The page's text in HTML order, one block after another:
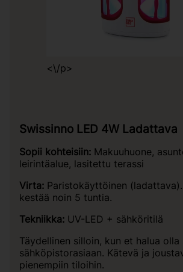
<\/p>
Swissinno LED 4W Ladattava
Sopii kohteisiin: Makuuhuone,
leirintäalue, lasitettu terassi
Virta: Paristokäyttöinen
kestää noin 5 tuntia.
Tekniikka: UV-LED + sähköritilä
Täydellinen silloin, kun et halua
sähköpistorasiaan. Kätevä ja
pienempiin tiloihin.